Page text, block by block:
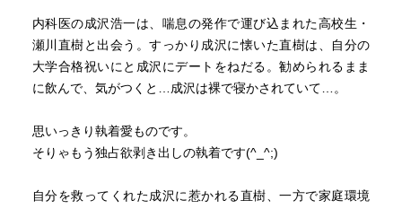
内科医の成沢浩一は、喘息の発作で運び込まれた高校生・
瀬川直樹と出会う。すっかり成沢に懐いた直樹は、自分の
大学合格祝いにと成沢にデートをねだる。勧められるまま
に飲んで、気がつくと…成沢は裸で寝かされていて…。
思いっきり執着愛ものです。
そりゃもう独占欲剥き出しの執着です(^_^;)
自分を救ってくれた成沢に惹かれる直樹、一方で家庭環境